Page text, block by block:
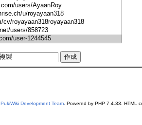
PukiWiki Development Team. Powered by PHP 7.4.33. HTML